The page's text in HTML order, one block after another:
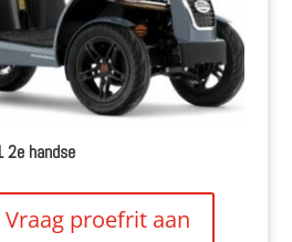
2e handse
Vraag proefrit aan